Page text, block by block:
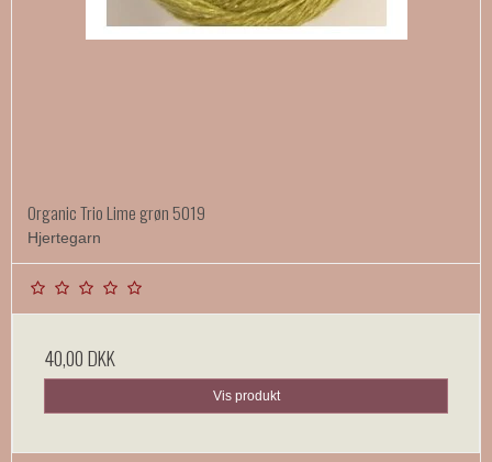
Organic Trio Lime grøn 5019
Hjertegarn
40,00 DKK
Vis produkt